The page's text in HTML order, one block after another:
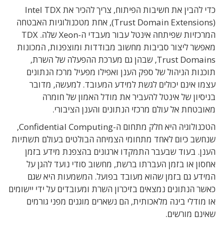
כדי להבין את חשיבות הפיתוח, צריך להכיר את Intel TDX
‏(Trust Domain Extensions), אחת מטכנולוגיות האבטחה
המרכזיות שפיתחה אינטל עבור מעבדי ה-Xeon שלה. TDX
מאפשר ליצור סביבות מחשוב מבודדות ומוצפנות, המכונות
Trust Domains, שבהן גם מערכת ההפעלה של השרת,
תוכנות הניהול של ספק הענן ואפילו מפעיל מרכז הנתונים
עצמו אינם יכולים לגשת למידע המעובד. למעשה, מדובר
בניסיון של אינטל להעביר את מודל האמון של חומרה
מאובטחת אל עולם מרכזי הנתונים והענן הציבורי.
הטכנולוגיה היא חלק מתחום ה-Confidential Computing,
שנחשב כיום לאחד מתחומי הצמיחה הבולטים בעולם תשתיות
הענן. בעוד שבעבר התמקדו ארגונים בהצפנת מידע בזמן
אחסון או בזמן העברתו ברשת, מחשוב סודי נועד להגן על
המידע גם בזמן שהוא מעובד בפועל. המשמעות היא שגם
כאשר הנתונים נמצאים בזיכרון השרת ומעובדים על ידי יישומים
או מודלי בינה מלאכותית, הם נשארים מוגנים מפני גורמים
שאינם מורשים.